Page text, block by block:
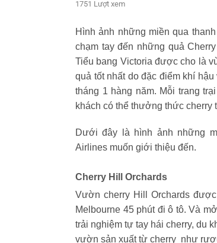
1751 Lượt xem
Hình ảnh những miền qua
chạm tay đến những quả
Tiểu bang Victoria được cho là
quả tốt nhất do đặc điểm khí
tháng 1 hàng năm. Mỗi trang
khách có thể thưởng thức
Dưới đây là hình ảnh những
Airlines muốn giới thiệu đến.
Cherry Hill Orchards
Vườn cherry Hill Orchards
Melbourne 45 phút đi ô tô. Và
trải nghiệm tự tay hái cherry, du
vườn sản xuất từ cherry như